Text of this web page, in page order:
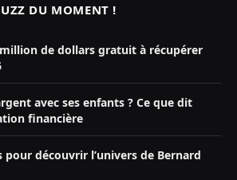
DU MOMENT !
de dollars gratuit à récupérer
avec ses enfants ? Ce que dit
financière
pour découvrir l’univers de Bernard